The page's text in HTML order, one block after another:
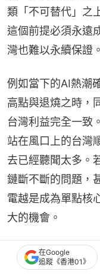
類「不可替代」之
這個前提必須永遠
灣也難以永續保證。
例如當下的AI熱潮
高點與退燒之時，
台灣利益完全一致
站在風口上的台灣
去已經聽聞太多。
鏈斷不斷的問題，
電越是成為單點核
大的機會。
在Google
追蹤《香港01》